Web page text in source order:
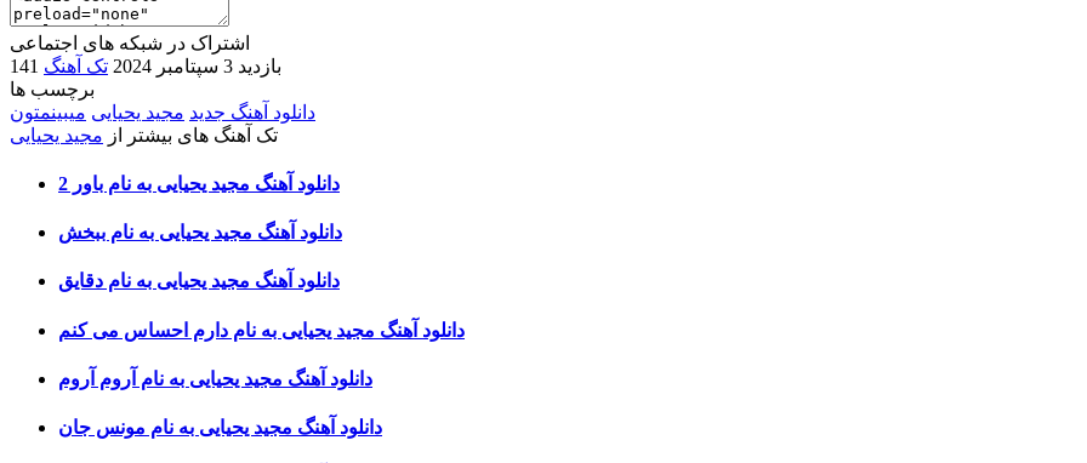
اشتراک در شبکه های اجتماعی
141 بازدید 3 سپتامبر 2024
تک آهنگ
برچسب ها
دانلود آهنگ جدید مجید یحیایی میبینمتون
تک آهنگ های بیشتر از مجید یحیایی
دانلود آهنگ مجید یحیایی به نام باور 2
دانلود آهنگ مجید یحیایی به نام ببخش
دانلود آهنگ مجید یحیایی به نام دقایق
دانلود آهنگ مجید یحیایی به نام دارم احساس می کنم
دانلود آهنگ مجید یحیایی به نام آروم آروم
دانلود آهنگ مجید یحیایی به نام مونس جان